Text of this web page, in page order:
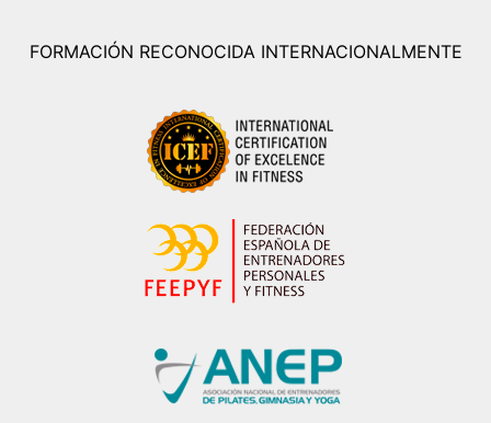
FORMACIÓN RECONOCIDA INTERNACIONALMENTE